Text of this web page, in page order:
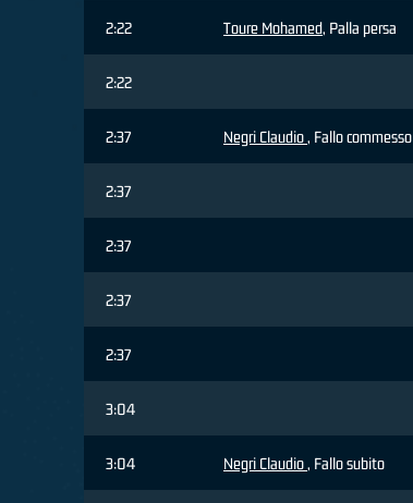
2:22 Toure Mohamed, Palla persa
2:22
2:37 Negri Claudio, Fallo commesso
2:37
2:37
2:37
2:37
3:04
3:04 Negri Claudio, Fallo subito